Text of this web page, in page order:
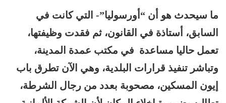
ما سيحدث هو أن “أورسوليا”- التي كانت في
السابق، أستاذة في القانون، ثم فقدت وظيفتها،
تعمل حاليا مساعدة في مكتب عمدة المدينة،
وتباشر تنفيذ قرارات البلدية، وهي الآن تطرق باب
إيون المسكين، مصحوبة بعدد من رجال الشرطة،